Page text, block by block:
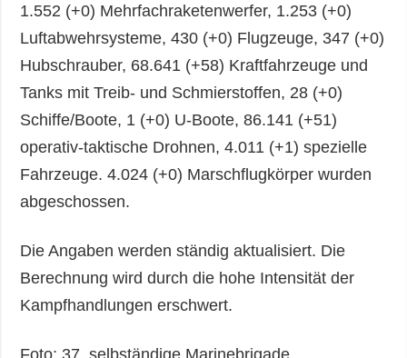
1.552 (+0) Mehrfachraketenwerfer, 1.253 (+0)
Luftabwehrsysteme, 430 (+0) Flugzeuge, 347 (+0)
Hubschrauber, 68.641 (+58) Kraftfahrzeuge und
Tanks mit Treib- und Schmierstoffen, 28 (+0)
Schiffe/Boote, 1 (+0) U-Boote, 86.141 (+51)
operativ-taktische Drohnen, 4.011 (+1) spezielle
Fahrzeuge. 4.024 (+0) Marschflugkörper wurden
abgeschossen.
Die Angaben werden ständig aktualisiert. Die
Berechnung wird durch die hohe Intensität der
Kampfhandlungen erschwert.
Foto: 37. selbständige Marinebrigade